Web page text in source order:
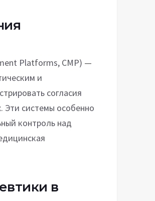
Platforms, CMP) —
и
согласия
Эти системы особенно
контроль над
в